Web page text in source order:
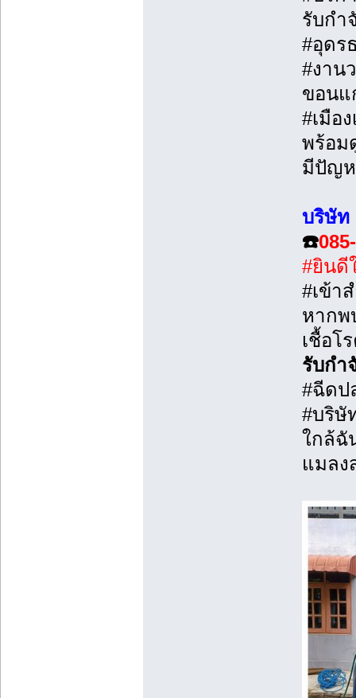
รับกำ
#อุดร
#งาน
ขอนแ
#เมือ
พร้อม
มีปัญห
บริษัท
☎️
#ยินดี
#เข้า
หากพ
เชื้อโ
รับกำ
#ฉีดป
#บริษั
ใกล้ฉั
แมลง